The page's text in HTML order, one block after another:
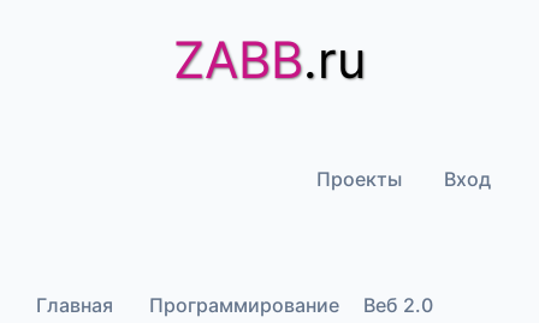
ZABB.ru
Проекты Вход
Главная Программирование Веб 2.0